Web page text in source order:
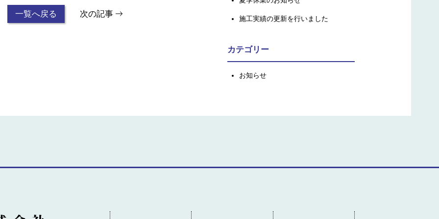
一覧へ戻る 次の記事 施工実績の更新を行いました
カテゴリー
お知らせ